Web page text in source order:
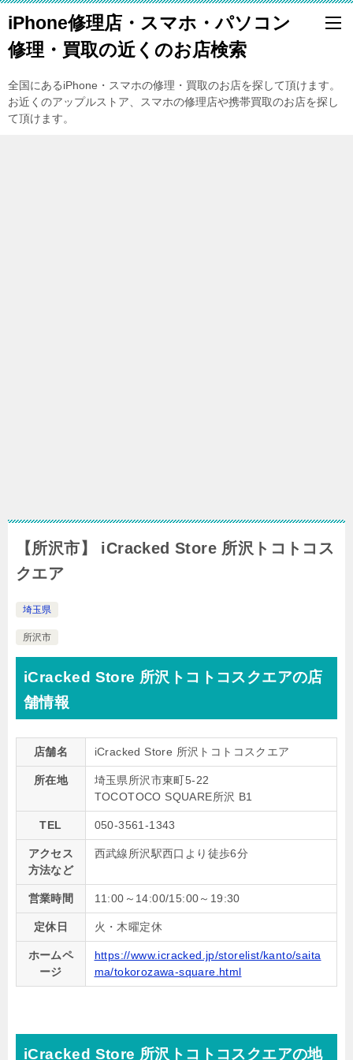
iPhone修理店・スマホ・パソコン
修理・買取の近くのお店検索
全国にあるiPhone・スマホの修理・買取のお店を探して頂けます。
お近くのアップルストア、スマホの修理店や携帯買取のお店を探し
て頂けます。
【所沢市】 iCracked Store 所沢トコトコス
クエア
埼玉県
所沢市
iCracked Store 所沢トコトコスクエアの店
舗情報
店舗名 iCracked Store 所沢トコトコスクエア
所在地
埼玉県所沢市東町5-22
TOCOTOCO SQUARE所沢 B1
TEL 050-3561-1343
アクセス
方法など
西武線所沢駅西口より徒歩6分
営業時間 11:00～14:00/15:00～19:30
定休日 火・木曜定休
ホームペ
ージ
https://www.icracked.jp/storelist/kanto/saita
ma/tokorozawa-square.html
iCracked Store 所沢トコトコスクエアの地